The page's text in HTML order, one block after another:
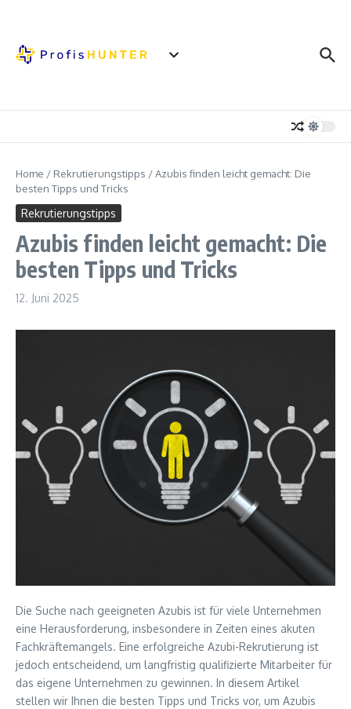
Home / Rekrutierungstipps /Azubis finden leicht gemacht: Die
besten Tipps und Tricks
Rekrutierungstipps
Azubis finden leicht gemacht: Die
besten Tipps und Tricks
12. Juni 2025
Die Suche nach geeigneten Azubis ist für viele Unternehmen
eine Herausforderung, insbesondere in Zeiten eines akuten
Fachkräftemangels. Eine erfolgreiche Azubi-Rekrutierung ist
jedoch entscheidend, um langfristig qualifizierte Mitarbeiter für
das eigene Unternehmen zu gewinnen. In diesem Artikel
stellen wir Ihnen die besten Tipps und Tricks vor, um Azubis